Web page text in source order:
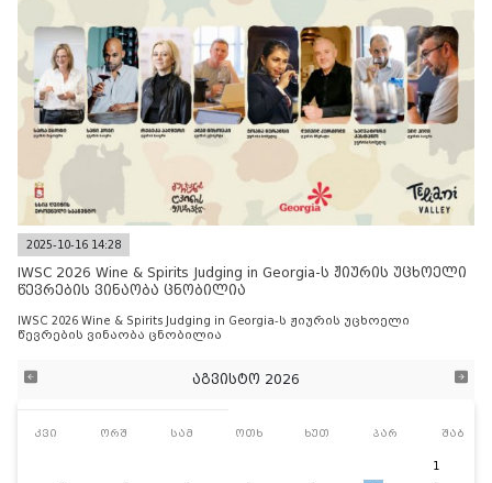
2025-10-16 14:28
IWSC 2026 Wine & Spirits Judging in Georgia-ს ჟიურის უცხოელი
წევრების ვინაობა ცნობილია
IWSC 2026 Wine & Spirits Judging in Georgia-ს ჟიურის უცხოელი
წევრების ვინაობა ცნობილია
აგვისტო 2026
კვი ორშ სამ ოთხ ხუთ პარ შაბ
1